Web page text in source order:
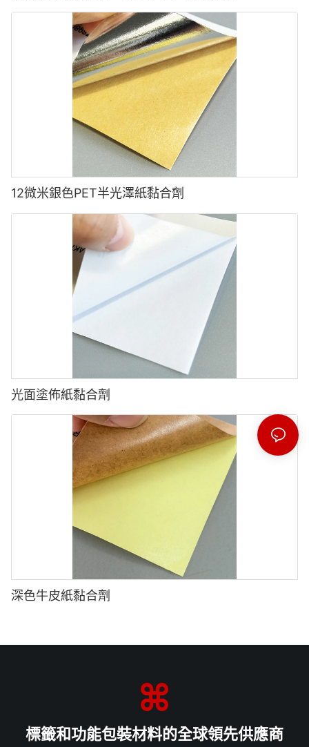
12微米銀色PET半光澤紙黏合劑
光面塗佈紙黏合劑
深色牛皮紙黏合劑
標籤和功能包裝材料的全球領先供應商